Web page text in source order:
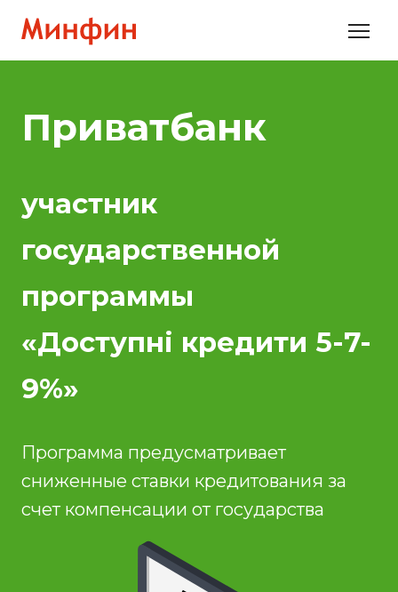
Приватбанк
участник
государственной
программы
«Доступні кредити 5-7-
9%»
Программа предусматривает
сниженные ставки кредитования за
счет компенсации от государства